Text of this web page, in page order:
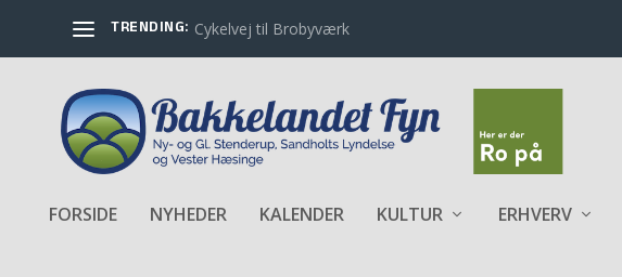
TRENDING: Cykelvej til Brobyværk
FORSIDE NYHEDER KALENDER KULTUR ERHVERV